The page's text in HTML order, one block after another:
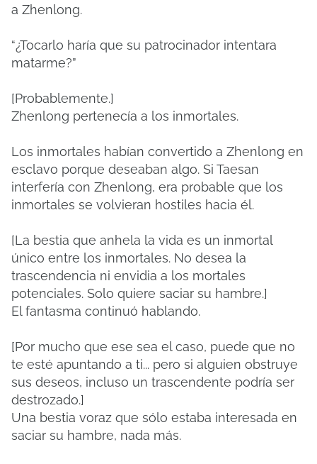
a Zhenlong.
“¿Tocarlo haría que su patrocinador intentara
matarme?”
[Probablemente.]
Zhenlong pertenecía a los inmortales.
Los inmortales habían convertido a Zhenlong en
esclavo porque deseaban algo. Si Taesan
interfería con Zhenlong, era probable que los
inmortales se volvieran hostiles hacia él.
[La bestia que anhela la vida es un inmortal
único entre los inmortales. No desea la
trascendencia ni envidia a los mortales
potenciales. Solo quiere saciar su hambre.]
El fantasma continuó hablando.
[Por mucho que ese sea el caso, puede que no
te esté apuntando a ti... pero si alguien obstruye
sus deseos, incluso un trascendente podría ser
destrozado.]
Una bestia voraz que sólo estaba interesada en
saciar su hambre, nada más.